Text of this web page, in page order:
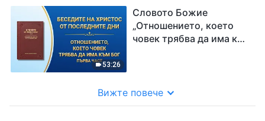
53:26
Словото Божие
„Отношението, което
човек трябва да има към
Вижте повече